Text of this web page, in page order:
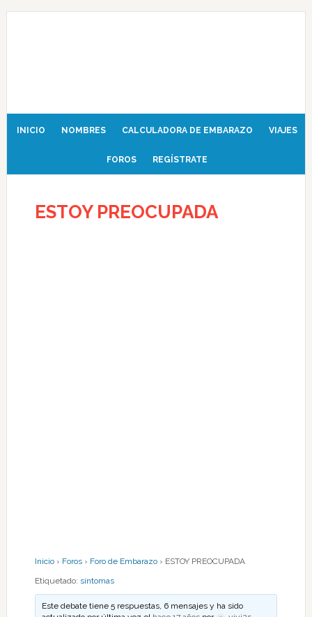
INICIO NOMBRES CALCULADORA DE EMBARAZO VIAJES
FOROS REGÍSTRATE
ESTOY PREOCUPADA
Inicio › Foros › Foro de Embarazo › ESTOY PREOCUPADA
Etiquetado: síntomas
Este debate tiene 5 respuestas, 6 mensajes y ha sido